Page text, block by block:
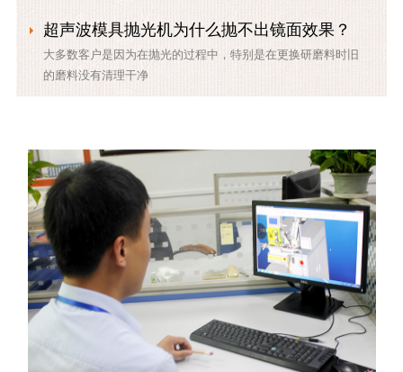
超声波模具抛光机为什么抛不出镜面效果？
大多数客户是因为在抛光的过程中，特别是在更换研磨料时旧
的磨料没有清理干净